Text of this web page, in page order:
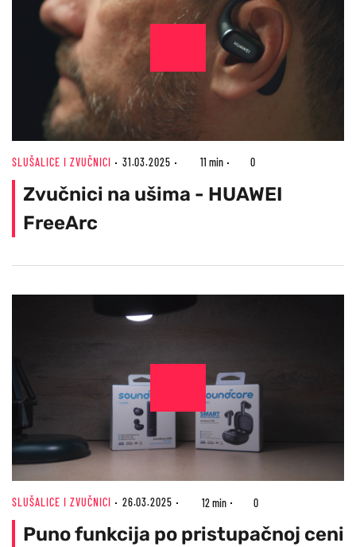
SLUŠALICE I ZVUČNICI 31.03.2025 11 min 0
Zvučnici na ušima - HUAWEI
FreeArc
SLUŠALICE I ZVUČNICI 26.03.2025 12 min 0
Puno funkcija po pristupačnoj ceni